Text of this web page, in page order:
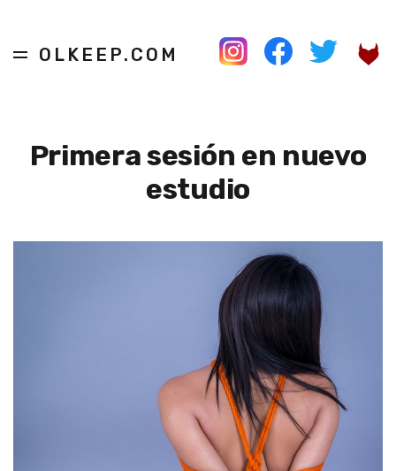
OLKEEP.COM
Primera sesión en nuevo
estudio